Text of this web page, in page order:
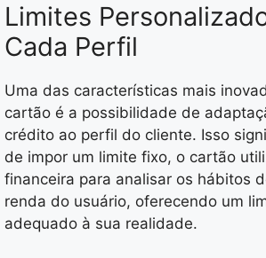
Limites
Cada Perfil
Uma das características mais
cartão é a possibilidade de
crédito ao perfil do cliente. Isso
de impor um limite fixo, o cartão
financeira para analisar os hábitos
renda do usuário, oferecendo um
adequado à sua realidade.